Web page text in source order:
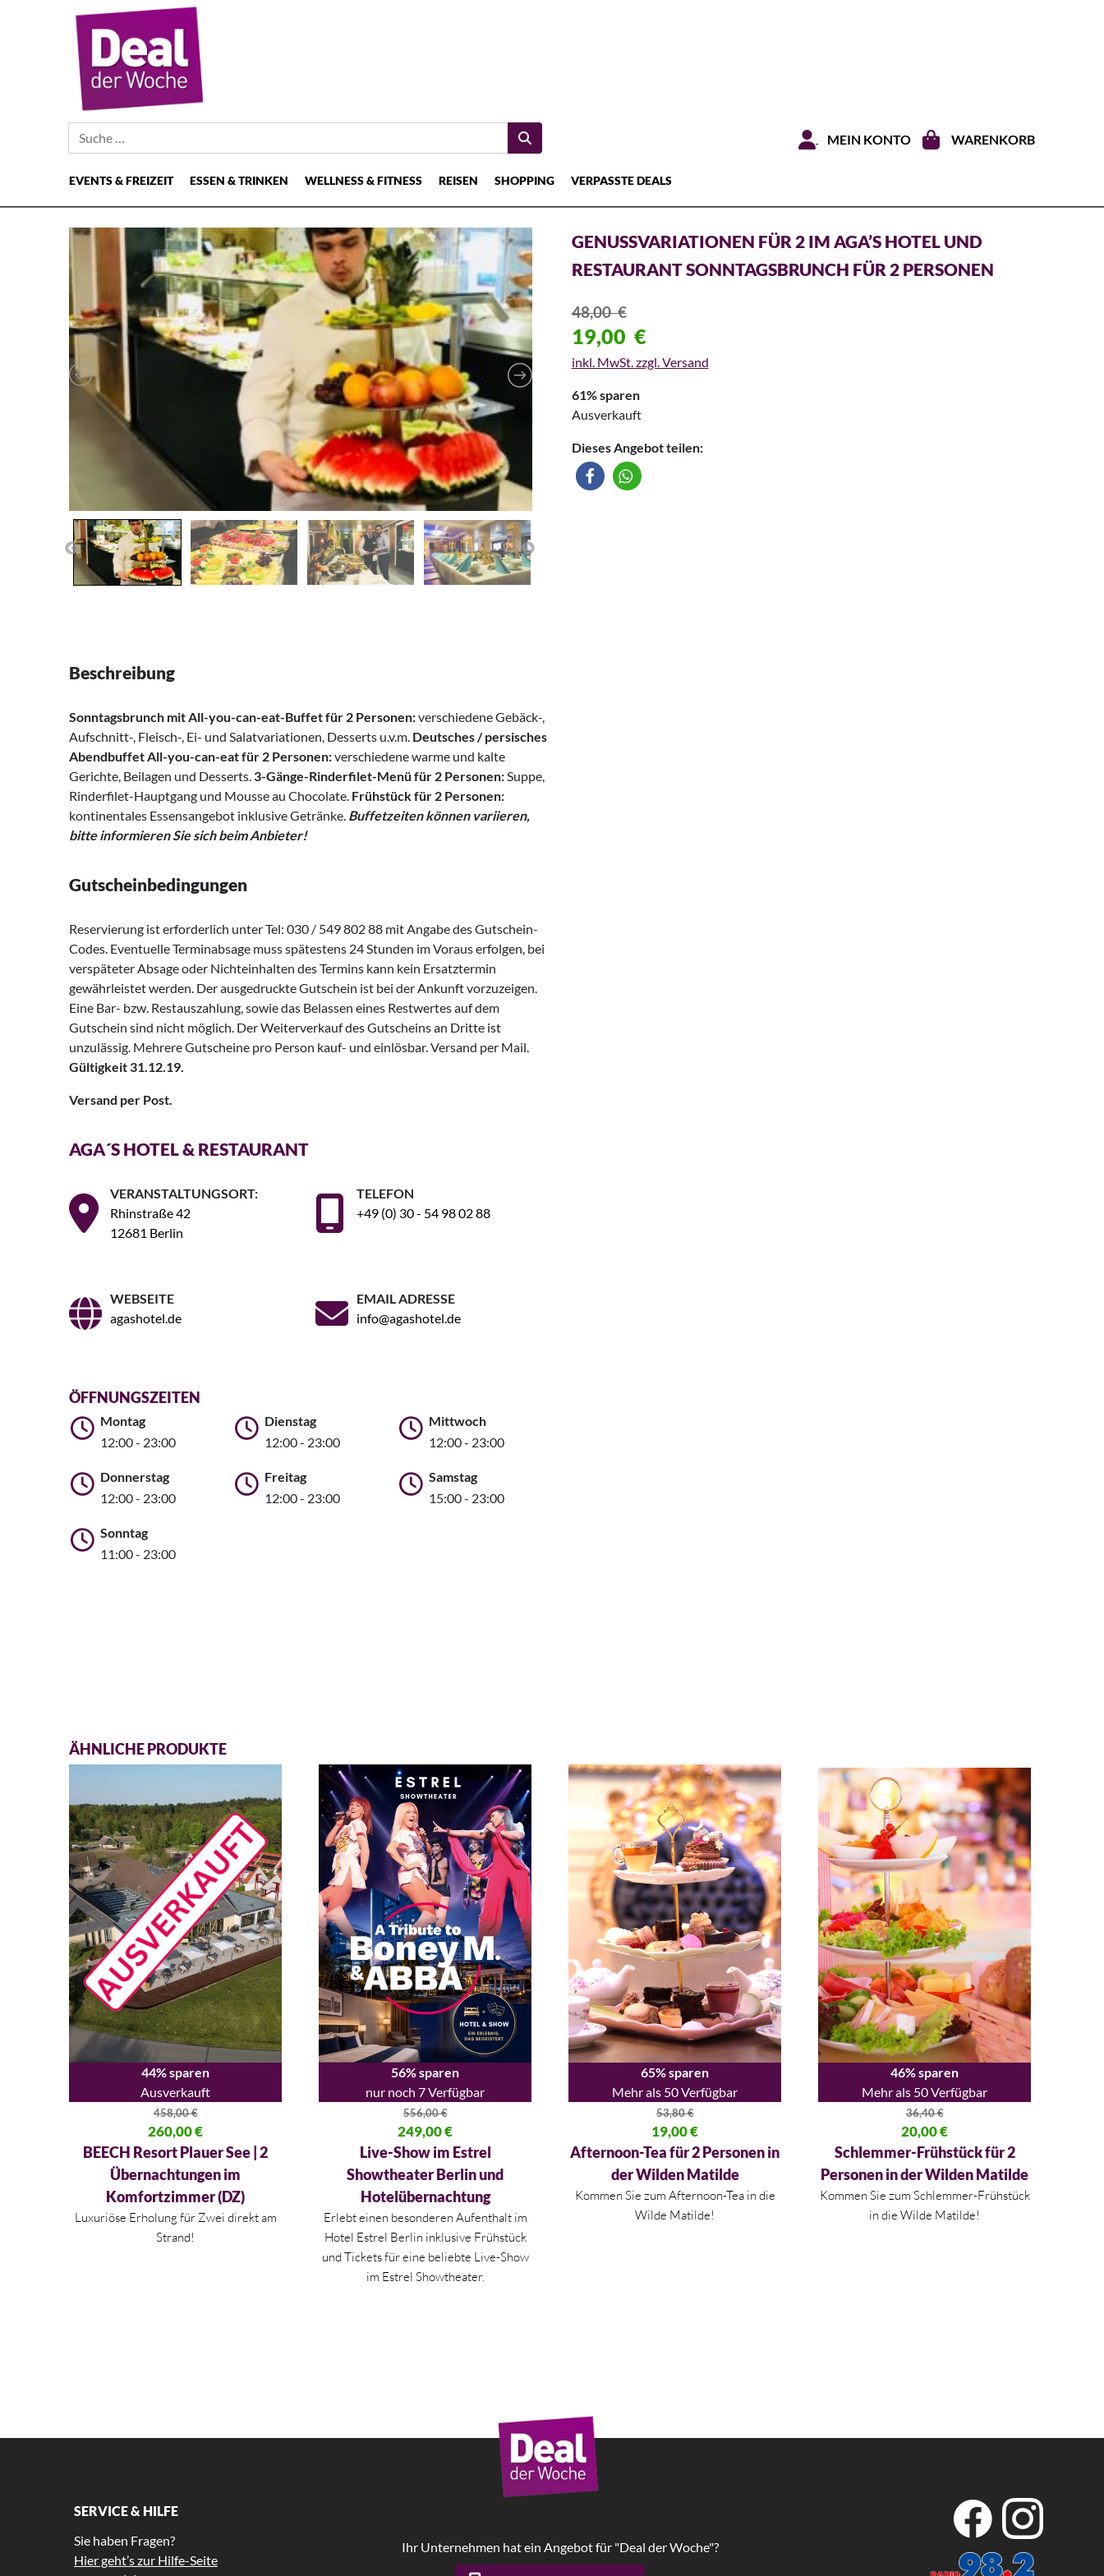
Suche nach:
MEIN KONTO WARENKORB
Hauptnavigation
EVENTS & FREIZEIT ESSEN & TRINKEN WELLNESS & FITNESS REISEN SHOPPING VERPASSTE DEALS
GENUSSVARIATIONEN FÜR 2 IM AGA’S HOTEL UND
RESTAURANT SONNTAGSBRUNCH FÜR 2 PERSONEN
48,00€
19,00 €
inkl. MwSt. zzgl. Versand
61% sparen
Ausverkauft
Dieses Angebot teilen:
Beschreibung
Sonntagsbrunch mit All-you-can-eat-Buffet für 2 Personen:verschiedene Gebäck-,
Aufschnitt-, Fleisch-, Ei- und Salatvariationen, Desserts u.v.m. Deutsches / persisches
Abendbuffet All-you-can-eat für 2 Personen:verschiedene warme und kalte
Gerichte, Beilagen und Desserts. 3-Gänge-Rinderfilet-Menü für 2 Personen:Suppe,
Rinderfilet-Hauptgang und Mousse au Chocolate. Frühstück für 2 Personen:
kontinentales Essensangebot inklusive Getränke. Buffetzeiten können variieren,
bitte informieren Sie sich beim Anbieter!
Gutscheinbedingungen
Reservierung ist erforderlich unter Tel: 030 / 549 802 88 mit Angabe des Gutschein-
Codes. Eventuelle Terminabsage muss spätestens 24 Stunden im Voraus erfolgen, bei
verspäteter Absage oder Nichteinhalten des Termins kann kein Ersatztermin
gewährleistet werden. Der ausgedruckte Gutschein ist bei der Ankunft vorzuzeigen.
Eine Bar- bzw. Restauszahlung, sowie das Belassen eines Restwertes auf dem
Gutschein sind nicht möglich. Der Weiterverkauf des Gutscheins an Dritte ist
unzulässig. Mehrere Gutscheine pro Person kauf- und einlösbar. Versand per Mail.
Gültigkeit 31.12.19.
Versand per Post.
AGA´S HOTEL & RESTAURANT
VERANSTALTUNGSORT:
Rhinstraße 42
12681 Berlin
TELEFON
+49 (0) 30 - 54 98 02 88
WEBSEITE
agashotel.de
EMAIL ADRESSE
info@agashotel.de
ÖFFNUNGSZEITEN
Montag
12:00 - 23:00
Dienstag
12:00 - 23:00
Mittwoch
12:00 - 23:00
Donnerstag
12:00 - 23:00
Freitag
12:00 - 23:00
Samstag
15:00 - 23:00
Sonntag
11:00 - 23:00
ÄHNLICHE PRODUKTE
44% sparen
Ausverkauft
458,00€
Ursprünglicher Preis war: 458,00 €
260,00€
Aktueller Preis ist: 260,00 €.
BEECH Resort Plauer See | 2
Übernachtungen im
Komfortzimmer (DZ)
Luxuriöse Erholung für Zwei direkt am
Strand!
56% sparen
nur noch 7 Verfügbar
556,00€
Ursprünglicher Preis war: 556,00 €
249,00€
Aktueller Preis ist: 249,00 €.
Live-Show im Estrel
Showtheater Berlin und
Hotelübernachtung
Erlebt einen besonderen Aufenthalt im
Hotel Estrel Berlin inklusive Frühstück
und Tickets für eine beliebte Live-Show
im Estrel Showtheater.
65% sparen
Mehr als 50 Verfügbar
53,80€
Ursprünglicher Preis war: 53,80 €
19,00€
Aktueller Preis ist: 19,00 €.
Afternoon-Tea für 2 Personen in
der Wilden Matilde
Kommen Sie zum Afternoon-Tea in die
Wilde Matilde!
46% sparen
Mehr als 50 Verfügbar
36,40€
Ursprünglicher Preis war: 36,40 €
20,00€
Aktueller Preis ist: 20,00 €.
Schlemmer-Frühstück für 2
Personen in der Wilden Matilde
Kommen Sie zum Schlemmer-Frühstück
in die Wilde Matilde!
SERVICE & HILFE
Sie haben Fragen?
Hier geht’s zur Hilfe-Seite
Ihr Unternehmen hat ein Angebot für "Deal der Woche"?